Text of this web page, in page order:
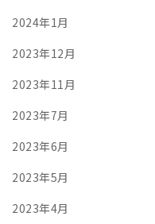
2024年1月
2023年12月
2023年11月
2023年7月
2023年6月
2023年5月
2023年4月